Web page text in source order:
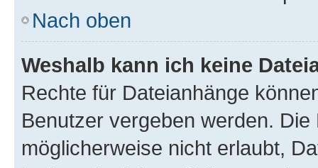
Nach oben
Weshalb kann ich keine
Rechte für Dateianhänge
Benutzer vergeben werden.
möglicherweise nicht erlaubt,